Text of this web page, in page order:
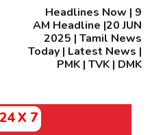
Headlines Now | 9
AM Headline |20 JUN
2025 | Tamil News
Today | Latest News |
PMK | TVK | DMK
X 7